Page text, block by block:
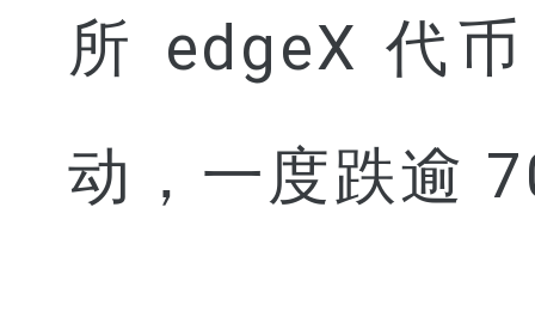
所 edgeX 代
动，一度跌逾